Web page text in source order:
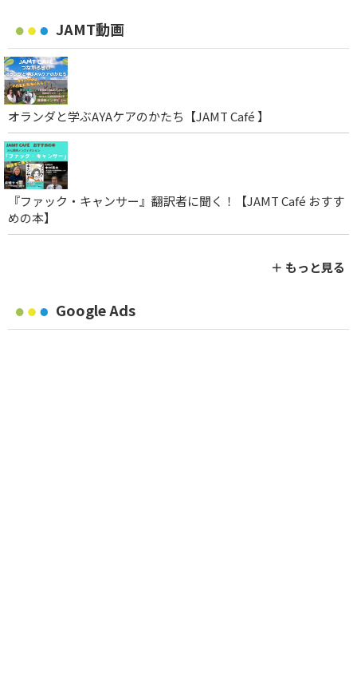
JAMT動画
オランダと学ぶAYAケアのかたち【JAMT Café 】
『ファック・キャンサー』翻訳者に聞く！【JAMT Café おすす
めの本】
＋ もっと見る
Google Ads